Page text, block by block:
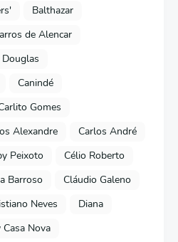
Balthazar
de Alencar
Canindé
Gomes
Alexandre
Carlos André
Peixoto
Célio Roberto
Barroso
Cláudio Galeno
Neves
Diana
Casa Nova